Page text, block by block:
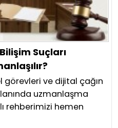
Suçları
görevleri ve dijital çağın
uzmanlaşma
rehberimizi hemen